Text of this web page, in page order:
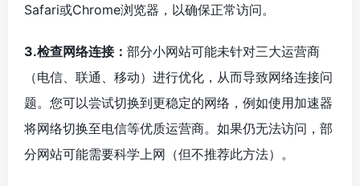
Safari或Chrome浏览器，以确保正常访问。
3.检查网络连接： 部分小网站可能未针对三大运营商
（电信、联通、移动）进行优化，从而导致网络连接问
题。您可以尝试切换到更稳定的网络，例如使用加速器
将网络切换至电信等优质运营商。如果仍无法访问，部
分网站可能需要科学上网（但不推荐此方法）。